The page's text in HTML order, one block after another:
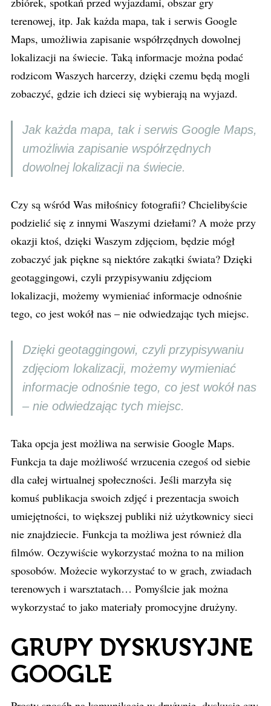
terenowej, itp. Jak każda mapa, tak i serwis Google
Maps, umożliwia zapisanie współrzędnych dowolnej
lokalizacji na świecie. Taką informacje można podać
rodzicom Waszych harcerzy, dzięki czemu będą mogli
zobaczyć, gdzie ich dzieci się wybierają na wyjazd.
Jak każda mapa, tak i serwis Google Maps,
umożliwia zapisanie współrzędnych
dowolnej lokalizacji na świecie.
Czy są wśród Was miłośnicy fotografii? Chcielibyście
podzielić się z innymi Waszymi dziełami? A może przy
okazji ktoś, dzięki Waszym zdjęciom, będzie mógł
zobaczyć jak piękne są niektóre zakątki świata? Dzięki
geotaggingowi, czyli przypisywaniu zdjęciom
lokalizacji, możemy wymieniać informacje odnośnie
tego, co jest wokół nas – nie odwiedzając tych miejsc.
Dzięki geotaggingowi, czyli przypisywaniu
zdjęciom lokalizacji, możemy wymieniać
informacje odnośnie tego, co jest wokół nas
– nie odwiedzając tych miejsc.
Taka opcja jest możliwa na serwisie Google Maps.
Funkcja ta daje możliwość wrzucenia czegoś od siebie
dla całej wirtualnej społeczności. Jeśli marzyła się
komuś publikacja swoich zdjęć i prezentacja swoich
umiejętności, to większej publiki niż użytkownicy sieci
nie znajdziecie. Funkcja ta możliwa jest również dla
filmów. Oczywiście wykorzystać można to na milion
sposobów. Możecie wykorzystać to w grach, zwiadach
terenowych i warsztatach… Pomyślcie jak można
wykorzystać to jako materiały promocyjne drużyny.
GRUPY DYSKUSYJNE
GOOGLE